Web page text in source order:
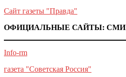
Сайт газеты "Правда"
ОФИЦИАЛЬНЫЕ САЙТЫ: СМИ
Info-rm
газета "Советская Россия"